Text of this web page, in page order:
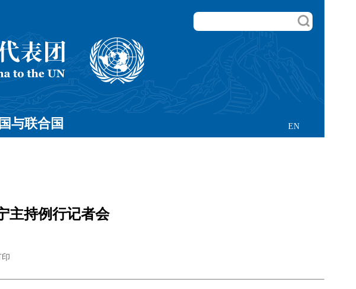
EN
与联合国
主持例行记者会
印